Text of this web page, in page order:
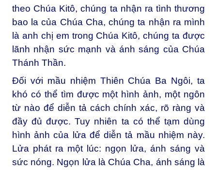
theo Chúa Kitô, chúng ta nhận ra tình thương
bao la của Chúa Cha, chúng ta nhận ra mình
là anh chị em trong Chúa Kitô, chúng ta được
lãnh nhận sức mạnh và ánh sáng của Chúa
Thánh Thần.
Ðối với mầu nhiệm Thiên Chúa Ba Ngôi, ta
khó có thể tìm được một hình ảnh, một ngôn
từ nào để diễn tả cách chính xác, rõ ràng và
đầy đủ được. Tuy nhiên ta có thể tạm dùng
hình ảnh của lửa để diễn tả mầu nhiệm này.
Lửa phát ra một lúc: ngọn lửa, ánh sáng và
sức nóng. Ngọn lửa là Chúa Cha, ánh sáng là